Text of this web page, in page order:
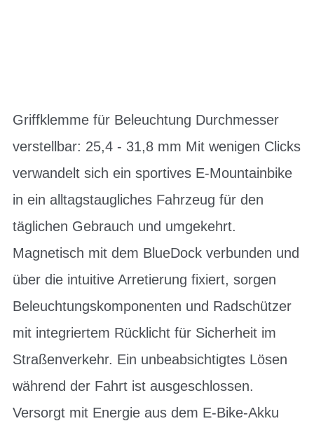
Griffklemme für Beleuchtung Durchmesser
verstellbar: 25,4 - 31,8 mm Mit wenigen Clicks
verwandelt sich ein sportives E-Mountainbike
in ein alltagstaugliches Fahrzeug für den
täglichen Gebrauch und umgekehrt.
Magnetisch mit dem BlueDock verbunden und
über die intuitive Arretierung fixiert, sorgen
Beleuchtungskomponenten und Radschützer
mit integriertem Rücklicht für Sicherheit im
Straßenverkehr. Ein unbeabsichtigtes Lösen
während der Fahrt ist ausgeschlossen.
Versorgt mit Energie aus dem E-Bike-Akku